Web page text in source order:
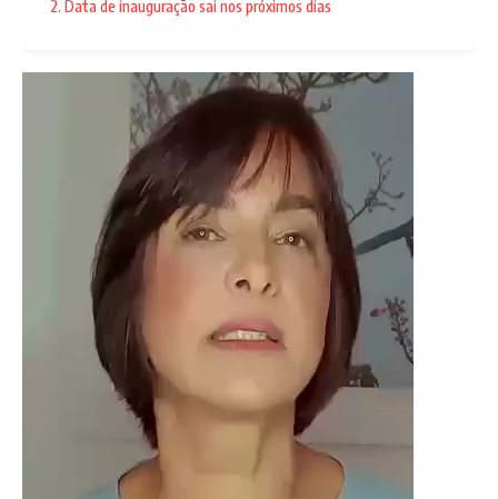
2. Data de inauguração sai nos próximos dias